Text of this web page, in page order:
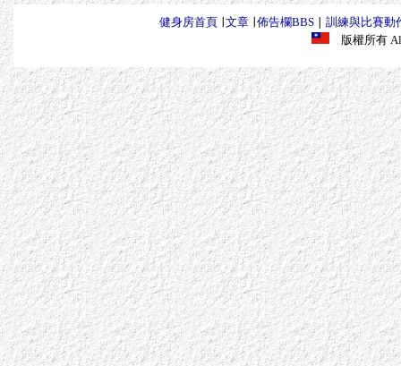
健身房首頁∣ 文章∣ 佈告欄BBS∣ 訓練與比賽動
版權所有